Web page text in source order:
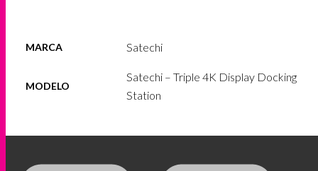
MARCA Satechi
MODELO
Satechi – Triple 4K Display Docking
Station